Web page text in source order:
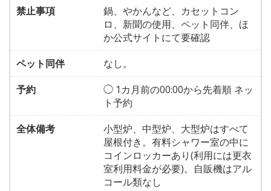
禁止事項
鍋、やかんなど、カセットコン
ロ、新聞の使用、ペット同伴、ほ
か公式サイトにて要確認
ペット同伴
なし。
予約
◯ 1カ月前の00:00から先着順 ネッ
ト予約
全体備考
小型炉、中型炉、大型炉はすべて
屋根付き。有料シャワー室の中に
コインロッカーあり(利用には更衣
室利用料金が必要)。自販機はアル
コール類なし